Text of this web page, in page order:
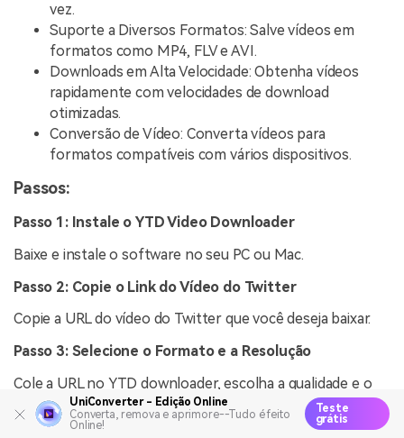
vez.
Suporte a Diversos Formatos: Salve vídeos em
formatos como MP4, FLV e AVI.
Downloads em Alta Velocidade: Obtenha vídeos
rapidamente com velocidades de download
otimizadas.
Conversão de Vídeo: Converta vídeos para
formatos compatíveis com vários dispositivos.
Passos:
Passo 1: Instale o YTD Video Downloader
Baixe e instale o software no seu PC ou Mac.
Passo 2: Copie o Link do Vídeo do Twitter
Copie a URL do vídeo do Twitter que você deseja baixar.
Passo 3: Selecione o Formato e a Resolução
Cole a URL no YTD downloader, escolha a qualidade e o
formato de vídeo desejados e clique em "Baixar".
UniConverter - Edição Online
Converta, remova e aprimore--Tudo é feito
Online!
Teste
grátis